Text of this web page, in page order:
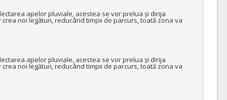
apelor pluviale, acestea se vor prelua și dirija
noi legături, reducând timpii de parcurs, toată zona va
apelor pluviale, acestea se vor prelua și dirija
noi legături, reducând timpii de parcurs, toată zona va